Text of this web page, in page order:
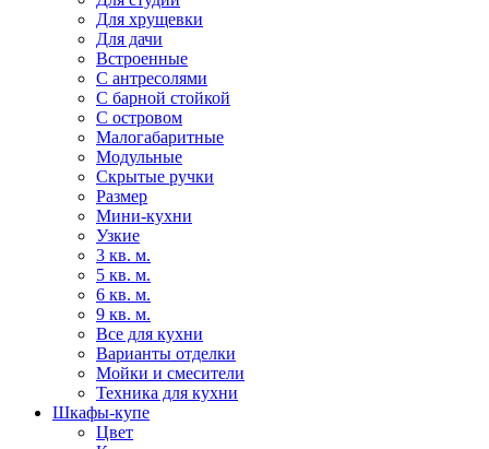
Для хрущевки
Для дачи
Встроенные
С антресолями
С барной стойкой
С островом
Малогабаритные
Модульные
Скрытые ручки
Размер
Мини-кухни
Узкие
3 кв. м.
5 кв. м.
6 кв. м.
9 кв. м.
Все для кухни
Варианты отделки
Мойки и смесители
Техника для кухни
Шкафы-купе
Цвет